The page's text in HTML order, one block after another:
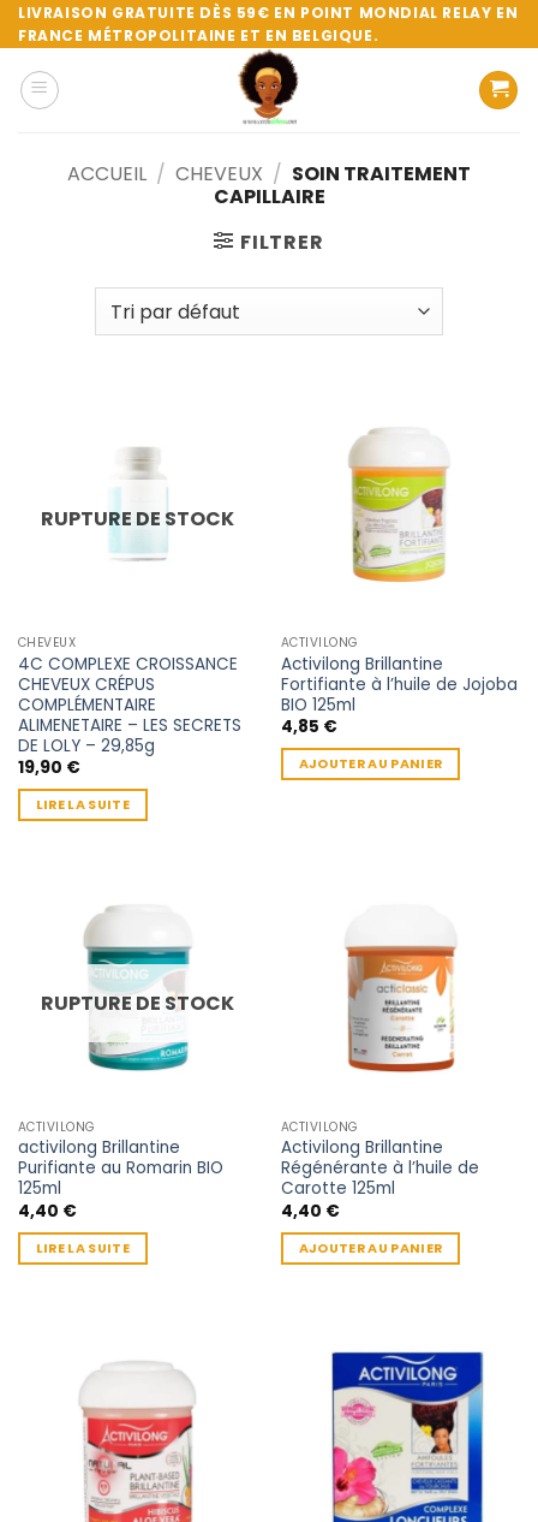
Passer
au
contenu
LIVRAISON GRATUITE DÈS 59€ EN POINT MONDIAL RELAY EN
FRANCE MÉTROPOLITAINE ET EN BELGIQUE.
ACCUEIL / CHEVEUX / SOIN TRAITEMENT
CAPILLAIRE
FILTRER
RUPTURE DE STOCK
CHEVEUX
4C COMPLEXE CROISSANCE
CHEVEUX CRÉPUS
COMPLÉMENTAIRE
ALIMENETAIRE – LES SECRETS
DE LOLY – 29,85g
19,90 €
LIRE LA SUITE
ACTIVILONG
Activilong Brillantine
Fortifiante à l’huile de Jojoba
BIO 125ml
4,85 €
AJOUTER AU PANIER
RUPTURE DE STOCK
ACTIVILONG
activilong Brillantine
Purifiante au Romarin BIO
125ml
4,40 €
LIRE LA SUITE
ACTIVILONG
Activilong Brillantine
Régénérante à l’huile de
Carotte 125ml
4,40 €
AJOUTER AU PANIER